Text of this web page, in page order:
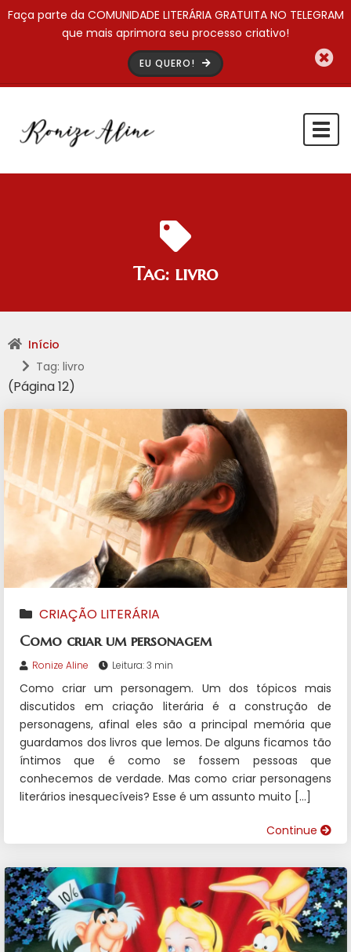
Faça parte da COMUNIDADE LITERÁRIA GRATUITA NO TELEGRAM
que mais aprimora seu processo criativo!
EU QUERO!
Tag: livro
Início
Tag: livro
(Página 12)
CRIAÇÃO LITERÁRIA
Como criar um personagem
Ronize Aline Leitura: 3 min
Como criar um personagem. Um dos tópicos mais
discutidos em criação literária é a construção de
personagens, afinal eles são a principal memória que
guardamos dos livros que lemos. De alguns ficamos tão
íntimos que é como se fossem pessoas que
conhecemos de verdade. Mas como criar personagens
literários inesquecíveis? Esse é um assunto muito […]
Continue